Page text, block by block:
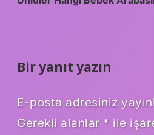
Bir yanıt yazın
E-posta adresiniz
Gerekli alanlar * ile